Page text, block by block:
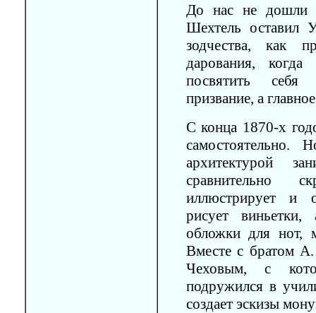
До нас не дошли
Шехтель оставил
зодчества, как
дарования, когда
посвятить себя
призвание, а
С конца 1870-х
самостоятельно.
архитектурой
сравнительно
иллюстрирует и
рисует виньетки,
обложки для нот,
Вместе с братом
Чеховым, с
подружился в
создает эскизы